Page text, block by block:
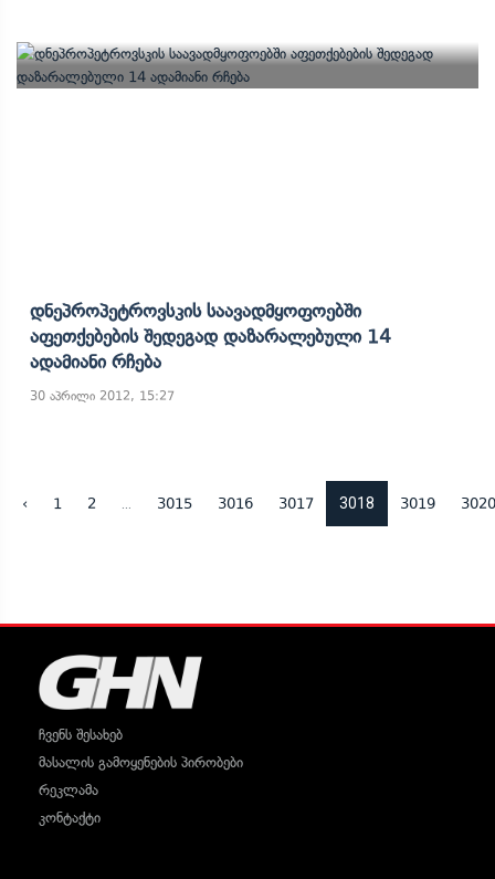
Დნეპროპეტროვსკის Საავადმყოფოებში
Აფეთქებების Შედეგად Დაზარალებული 14
Ადამიანი Რჩება
30 აპრილი 2012, 15:27
‹ 1 2 3015 3016 3017 3018 3019 3020
ჩვენს შესახებ
მასალის გამოყენების პირობები
რეკლამა
კონტაქტი